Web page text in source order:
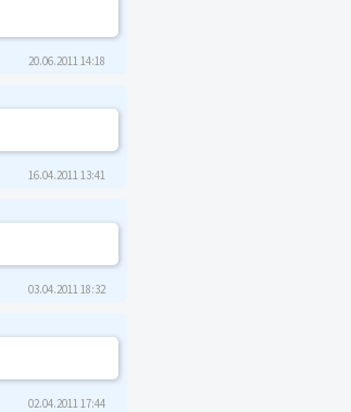
20.06.2011 14:18
16.04.2011 13:41
03.04.2011 18:32
02.04.2011 17:44